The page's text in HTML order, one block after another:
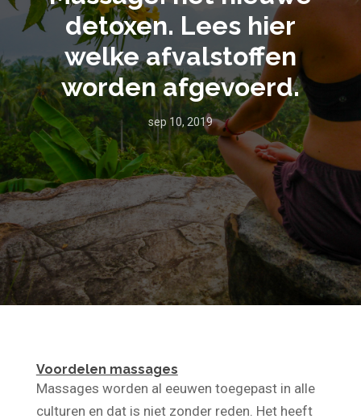
Massage: het nieuwe
detoxen. Lees hier
welke afvalstoffen
worden afgevoerd.
sep 10, 2019
Voordelen massages
Massages worden al eeuwen toegepast in alle